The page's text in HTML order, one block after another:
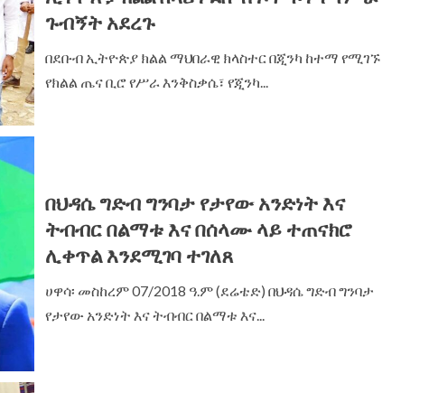
ጉብኝት አደረጉ
በደቡብ ኢትዮጵያ ክልል ማህበራዊ ክላስተር በጂንካ ከተማ የሚገኙ
የክልል ጤና ቢሮ የሥራ እንቅስቃሴ፣ የጂንካ...
በህዳሴ ግድብ ግንባታ የታየው አንድነት እና
ትብብር በልማቱ እና በሰላሙ ላይ ተጠናክሮ
ሊቀጥል እንደሚገባ ተገለጸ
ሀዋሳ፡ መስከረም 07/2018 ዓ.ም (ደሬቴድ) በህዳሴ ግድብ ግንባታ
የታየው አንድነት እና ትብብር በልማቱ እና...